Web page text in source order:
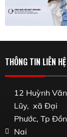
THÔNG TIN LIÊN HỆ
12 Huỳnh Văn
Lũy, xã Đại
Phước, Tp
Nai